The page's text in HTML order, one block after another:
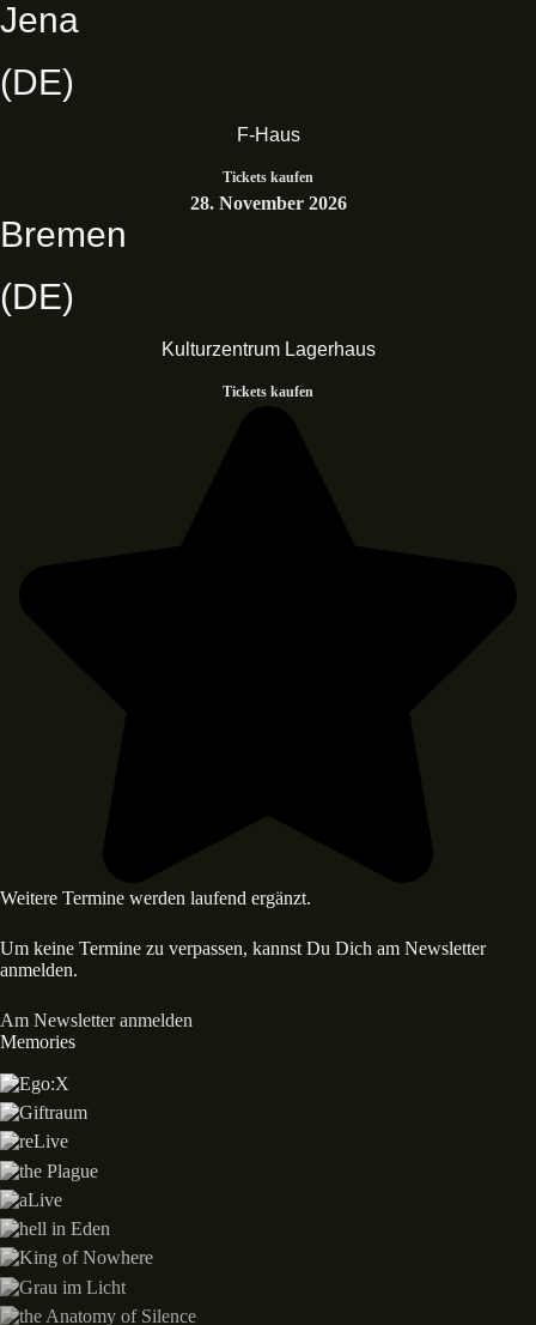
Jena
(DE)
F-Haus
Tickets kaufen
28. November 2026
Bremen
(DE)
Kulturzentrum Lagerhaus
Tickets kaufen
Weitere Termine werden laufend ergänzt.
Um keine Termine zu verpassen, kannst Du Dich am Newsletter
anmelden.
Am Newsletter anmelden
Memories